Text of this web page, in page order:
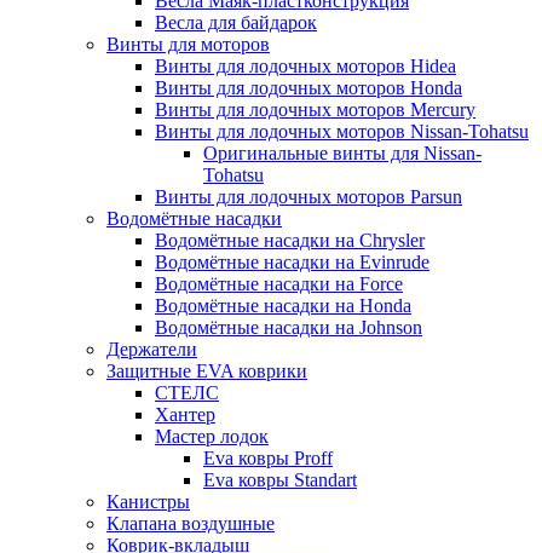
Весла для байдарок
Винты для моторов
Винты для лодочных моторов Hidea
Винты для лодочных моторов Honda
Винты для лодочных моторов Mercury
Винты для лодочных моторов Nissan-Tohatsu
Оригинальные винты для Nissan-
Tohatsu
Винты для лодочных моторов Parsun
Водомётные насадки
Водомётные насадки на Chrysler
Водомётные насадки на Evinrude
Водомётные насадки на Force
Водомётные насадки на Honda
Водомётные насадки на Johnson
Держатели
Защитные EVA коврики
СТЕЛС
Хантер
Мастер лодок
Eva ковры Proff
Eva ковры Standart
Канистры
Клапана воздушные
Коврик-вкладыш